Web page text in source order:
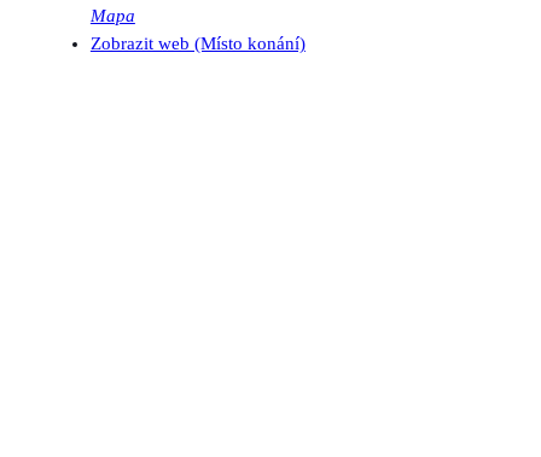
Mapa
Zobrazit web (Místo konání)